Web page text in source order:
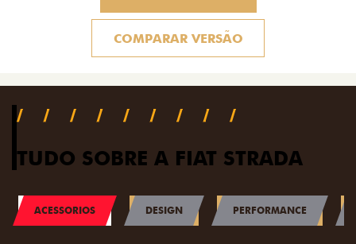
COMPARAR VERSÃO
TUDO SOBRE A FIAT STRADA
ACESSORIOS DESIGN PERFORMANCE